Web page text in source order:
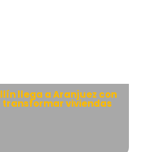
llega a Aranjuez con
viviendas